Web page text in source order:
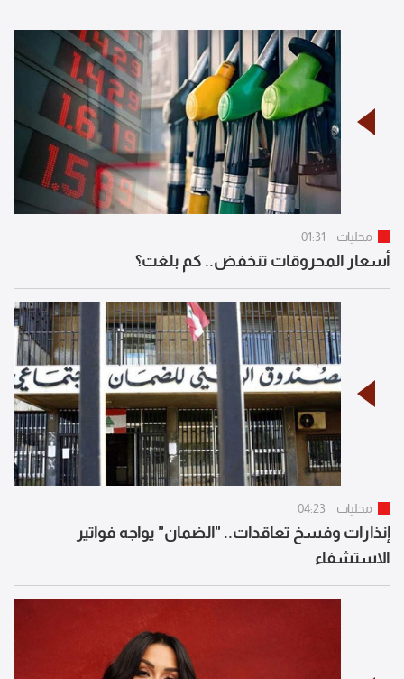
محليات 01:31
أسعار المحروقات تنخفض.. كم بلغت؟
محليات 04:23
إنذارات وفسخ تعاقدات.. "الضمان" يواجه فواتير
الاستشفاء